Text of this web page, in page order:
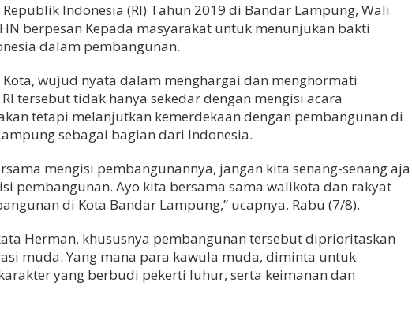
g
B
n
e
r
a
M
e
a
h
P
u
i
h
Indonesia (RI) Tahun 2019 di Bandar Lampung, Wali
berpesan Kepada masyarakat untuk menunjukan bakti
dalam pembangunan.
wujud nyata dalam menghargai dan menghormati
tersebut tidak hanya sekedar dengan mengisi acara
tetapi melanjutkan kemerdekaan dengan pembangunan di
sebagai bagian dari Indonesia.
mengisi pembangunannya, jangan kita senang-senang aja
pembangunan. Ayo kita bersama sama walikota dan rakyat
di Kota Bandar Lampung,” ucapnya, Rabu (7/8).
Herman, khususnya pembangunan tersebut diprioritaskan
muda. Yang mana para kawula muda, diminta untuk
yang berbudi pekerti luhur, serta keimanan dan